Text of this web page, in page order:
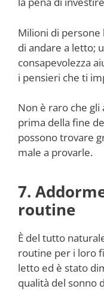
Milioni di persone
di andare a letto;
consapevolezza
i pensieri che ti
Non è raro che
prima della fine
possono trovare
male a provarle.
7.
routine
È del tutto
routine per i loro
letto ed è stato
qualità del sonno